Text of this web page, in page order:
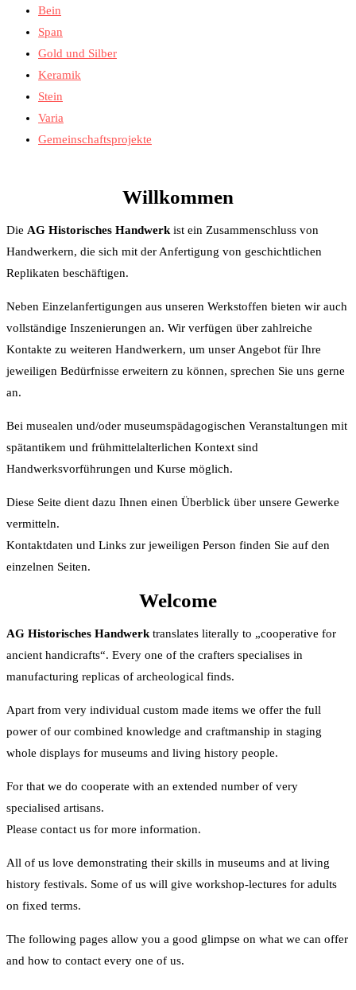
Bein
Span
Gold und Silber
Keramik
Stein
Varia
Gemeinschaftsprojekte
Willkommen
Die AG Historisches Handwerk ist ein Zusammenschluss von
Handwerkern, die sich mit der Anfertigung von geschichtlichen
Replikaten beschäftigen.
Neben Einzelanfertigungen aus unseren Werkstoffen bieten wir auch
vollständige Inszenierungen an. Wir verfügen über zahlreiche
Kontakte zu weiteren Handwerkern, um unser Angebot für Ihre
jeweiligen Bedürfnisse erweitern zu können, sprechen Sie uns gerne
an.
Bei musealen und/oder museumspädagogischen Veranstaltungen mit
spätantikem und frühmittelalterlichen Kontext sind
Handwerksvorführungen und Kurse möglich.
Diese Seite dient dazu Ihnen einen Überblick über unsere Gewerke
vermitteln.
Kontaktdaten und Links zur jeweiligen Person finden Sie auf den
einzelnen Seiten.
Welcome
AG Historisches Handwerk translates literally to „cooperative for
ancient handicrafts“. Every one of the crafters specialises in
manufacturing replicas of archeological finds.
Apart from very individual custom made items we offer the full
power of our combined knowledge and craftmanship in staging
whole displays for museums and living history people.
For that we do cooperate with an extended number of very
specialised artisans.
Please contact us for more information.
All of us love demonstrating their skills in museums and at living
history festivals. Some of us will give workshop-lectures for adults
on fixed terms.
The following pages allow you a good glimpse on what we can offer
and how to contact every one of us.